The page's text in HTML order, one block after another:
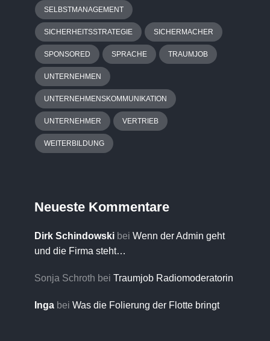
SELBSTMANAGEMENT
SICHERHEITSSTRATEGIE SICHERMACHER
SPONSORED SPRACHE TRAUMJOB
UNTERNEHMEN
UNTERNEHMENSKOMMUNIKATION
UNTERNEHMER VERTRIEB
WEITERBILDUNG
Neueste Kommentare
Dirk Schindowski bei Wenn der Admin geht
und die Firma steht…
Sonja Schroth bei Traumjob Radiomoderatorin
Inga bei Was die Folierung der Flotte bringt